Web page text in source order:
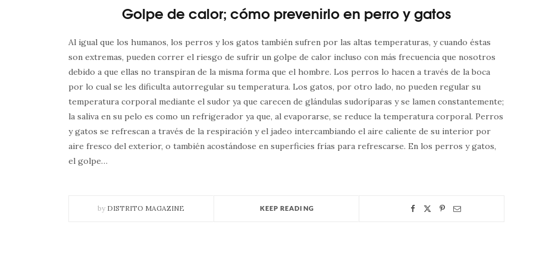
Golpe de calor; cómo prevenirlo en perro y gatos
Al igual que los humanos, los perros y los gatos también sufren por las altas temperaturas, y cuando éstas
son extremas, pueden correr el riesgo de sufrir un golpe de calor incluso con más frecuencia que nosotros
debido a que ellas no transpiran de la misma forma que el hombre. Los perros lo hacen a través de la boca
por lo cual se les dificulta autorregular su temperatura. Los gatos, por otro lado, no pueden regular su
temperatura corporal mediante el sudor ya que carecen de glándulas sudoríparas y se lamen constantemente;
la saliva en su pelo es como un refrigerador ya que, al evaporarse, se reduce la temperatura corporal. Perros
y gatos se refrescan a través de la respiración y el jadeo intercambiando el aire caliente de su interior por
aire fresco del exterior, o también acostándose en superficies frías para refrescarse. En los perros y gatos,
el golpe…
by DISTRITO MAGAZINE KEEP READING